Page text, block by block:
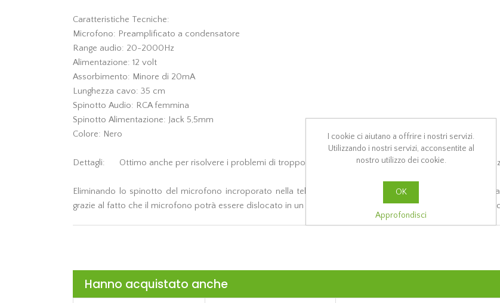
Caratteristiche Tecniche:
Microfono: Preamplificato a condensatore
Range audio: 20-2000Hz
Alimentazione: 12 volt
Assorbimento: Minore di 20mA
Lunghezza cavo: 35 cm
Spinotto Audio: RCA femmina
Spinotto Alimentazione: Jack 5,5mm
Colore: Nero
Dettagli: Ottimo anche per risolvere i problemi di troppo fruscio e/o rumore di fondo ai sistemi di
Eliminando lo spinotto del microfono incroporato nella telecamera già in vostro possesso, potrete
grazie al fatto che il microfono potrà essere dislocato in un punto + lontano dalla telecamera stessa(nella
Hanno acquistato anche
I cookie ci aiutano a offrire i nostri servizi.
Utilizzando i nostri servizi, acconsentite al
nostro utilizzo dei cookie.
OK
Approfondisci